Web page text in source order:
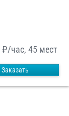
₽/час, 45 мест
Заказать